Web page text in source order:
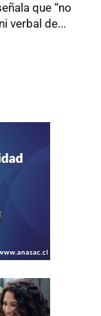
que “no
verbal de...